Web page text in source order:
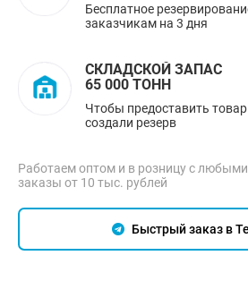
Бесплатное
заказчикам на 3 дня
СКЛАДСКОЙ ЗАПАС
65 000 ТОНН
Чтобы предоставить
создали резерв
Работаем оптом и в розницу с
заказы от 10 тыс. рублей
Быстрый заказ в